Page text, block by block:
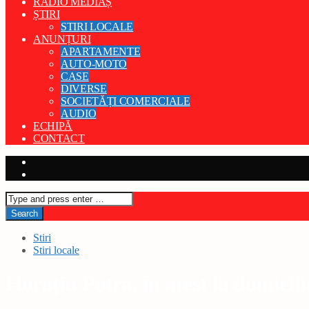
ȘTIRI
STIRI LOCALE
ANUNȚURI
APARTAMENTE
AUTO-MOTO
CASE
DIVERSE
SOCIETĂȚI COMERCIALE
AUDIO
ECHIPĂ
CONTACT
Stiri
Stiri locale